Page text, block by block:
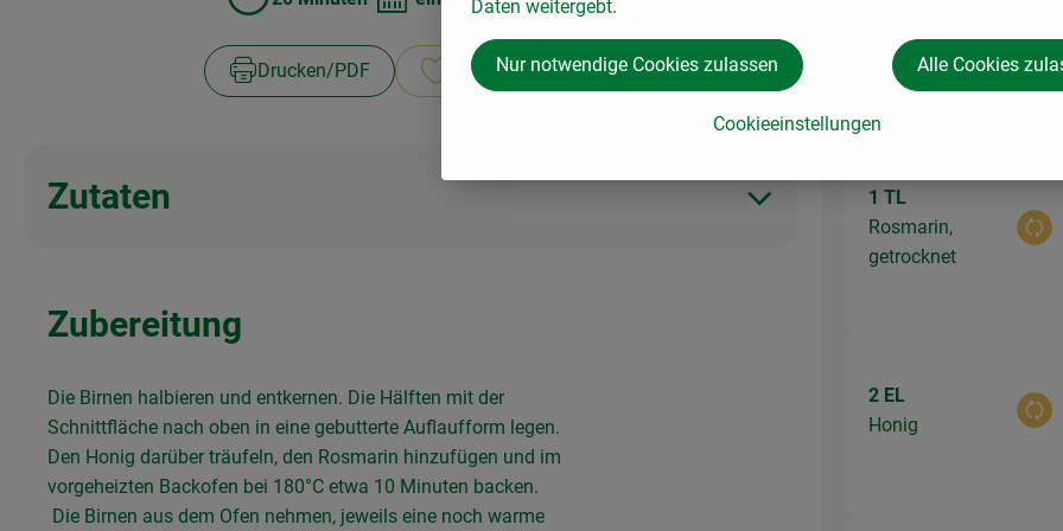
Zubreitungszeit: Schwierigkeit:
Drucken​/​PDF Rezept speichern
Zutaten
Zubereitung
Die Birnen halbieren und entkernen. Die Hälften mit der
Schnittfläche nach oben in eine gebutterte Auflaufform legen.
Den Honig darüber träufeln, den Rosmarin hinzufügen und im
vorgeheizten Backofen bei 180°C etwa 10 Minuten backen.
Die Birnen aus dem Ofen nehmen, jeweils eine noch warme
Du hast
1 TL
Rosmarin,
getrocknet
2 EL
Honig
Daten weitergebt.
Cookieeinstellungen
Nur notwendige Cookies zulassen Alle Cookies